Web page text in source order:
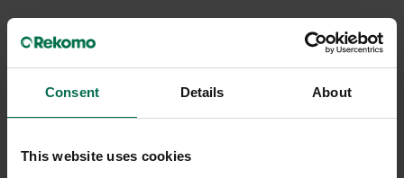
Consent Details About
This website uses cookies
Golvskärmar är en avgörande del av vår lösning för att skapa
ett lugnare och mer koncentrerat arbetsklimat i en modern
och livlig kontorsmiljö. Dessa skärmar hjälper till att dämpa
koncentration under längre perioder. Dessutom kan ni själva